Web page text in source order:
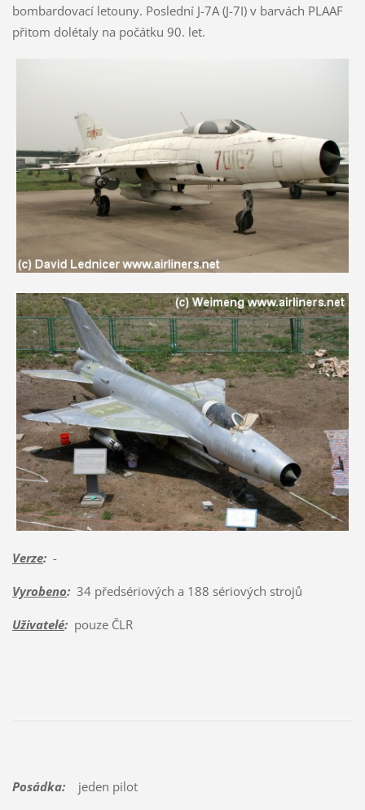
bombardovací letouny. Poslední J-7A (J-7I) v barvách PLAAF
přitom dolétaly na počátku 90. let.
Verze:-
Vyrobeno:34 předsériových a 188 sériových strojů
Uživatelé:pouze ČLR
Posádka:jeden pilot